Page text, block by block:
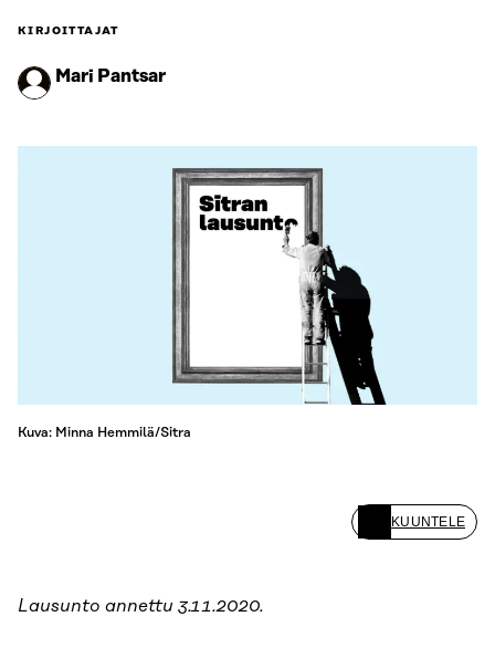
KIRJOITTAJAT
Mari Pantsar
Kuva: Minna Hemmilä/Sitra
KUUNTELE
Lausunto annettu 3.11.2020.